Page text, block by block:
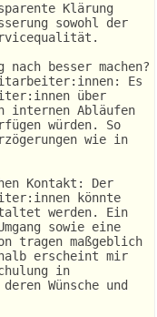
Klärung
sowohl der
besser machen?
Es
über
internen Abläufen
würden. So
wie in
Kontakt: Der
könnte
werden. Ein
sowie eine
tragen maßgeblich
erscheint mir
in
Wünsche und